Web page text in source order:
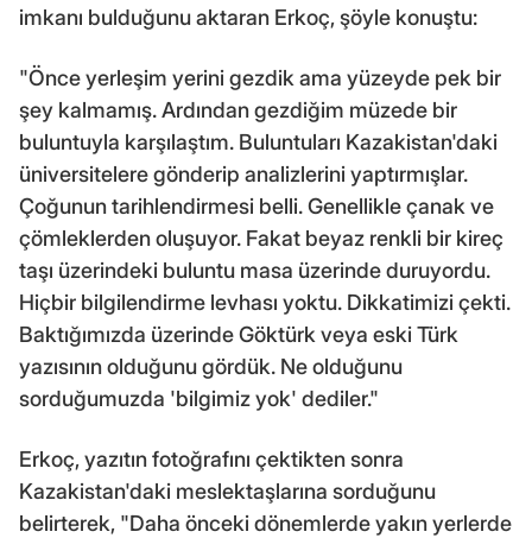
imkanı bulduğunu aktaran Erkoç, şöyle konuştu:
"Önce yerleşim yerini gezdik ama yüzeyde pek bir
şey kalmamış. Ardından gezdiğim müzede bir
buluntuyla karşılaştım. Buluntuları Kazakistan'daki
üniversitelere gönderip analizlerini yaptırmışlar.
Çoğunun tarihlendirmesi belli. Genellikle çanak ve
çömleklerden oluşuyor. Fakat beyaz renkli bir kireç
taşı üzerindeki buluntu masa üzerinde duruyordu.
Hiçbir bilgilendirme levhası yoktu. Dikkatimizi çekti.
Baktığımızda üzerinde Göktürk veya eski Türk
yazısının olduğunu gördük. Ne olduğunu
sorduğumuzda 'bilgimiz yok' dediler."
Erkoç, yazıtın fotoğrafını çektikten sonra
Kazakistan'daki meslektaşlarına sorduğunu
belirterek, "Daha önceki dönemlerde yakın yerlerde